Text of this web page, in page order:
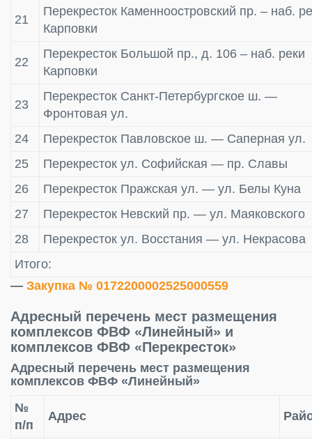
21
Перекресток Каменноостровский пр. – наб.
Карповки
22
Перекресток Большой пр., д. 106 – наб. реки
Карповки
23
Перекресток Санкт-Петербургское ш. —
Фронтовая ул.
24
Перекресток Павловское ш. — Саперная ул.
25
Перекресток ул. Софийская — пр. Славы
26
Перекресток Пражская ул. — ул. Белы Куна
27
Перекресток Невский пр. — ул. Маяковского
28
Перекресток ул. Восстания — ул. Некрасова
Итого:
— Закупка № 0172200002525000559
Адресный перечень мест размещения
комплексов ФВФ «Линейный» и
комплексов ФВФ «Перекресток»
Адресный перечень мест размещения
комплексов ФВФ «Линейный»
№
п/п
Адрес